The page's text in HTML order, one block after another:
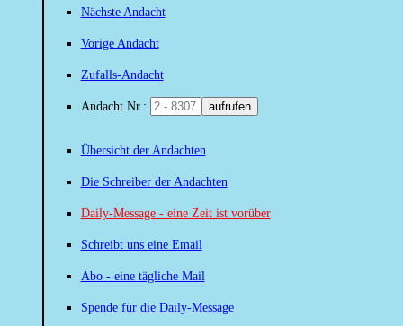
Nächste Andacht
Vorige Andacht
Zufalls-Andacht
Andacht Nr.: aufrufen
Übersicht der Andachten
Die Schreiber der Andachten
Daily-Message - eine Zeit ist vorüber
Schreibt uns eine Email
Abo - eine tägliche Mail
Spende für die Daily-Message